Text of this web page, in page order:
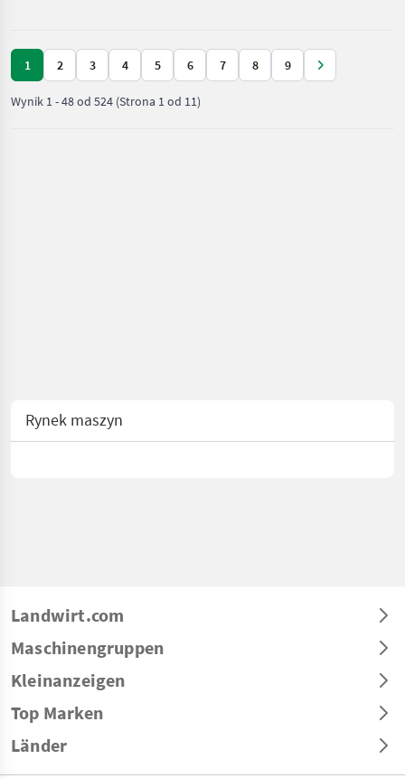
1 2 3 4 5 6 7 8 9
Wynik 1-48od 524 (Strona 1 od 11)
Rynek maszyn
Landwirt.com
Maschinengruppen
Kleinanzeigen
Top Marken
Länder